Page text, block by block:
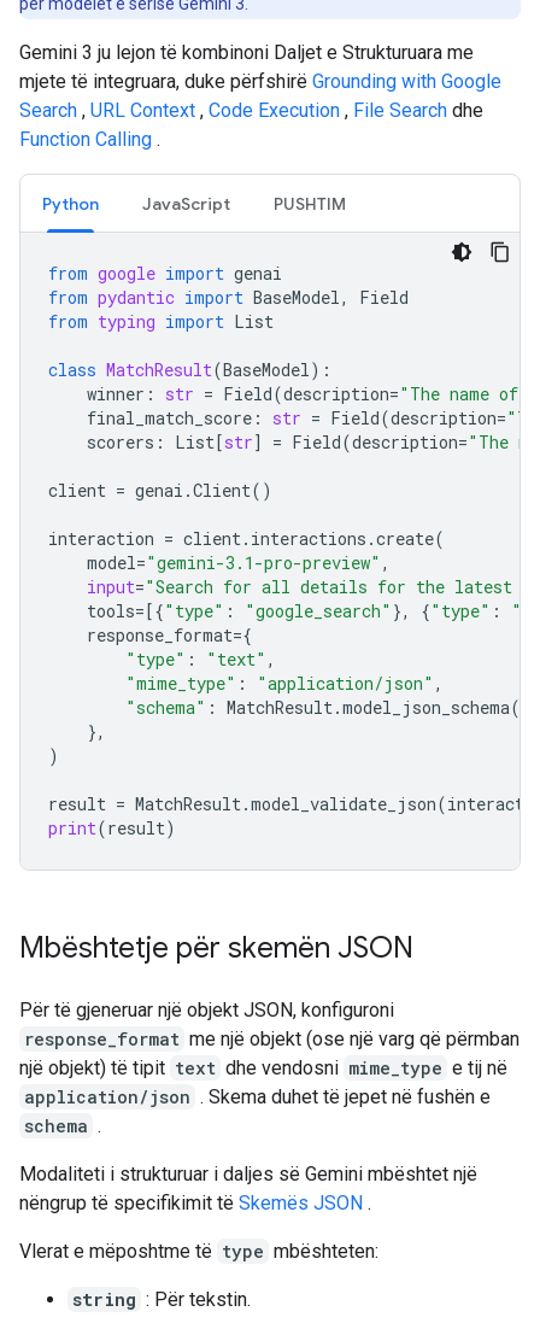
Gemini 3 ju lejon të kombinoni Daljet e Strukturuara me
mjete të integruara, duke përfshirë Grounding with Google
Search , URL Context , Code Execution , File Search dhe
Function Calling .
Python JavaScript PUSHTIM
from google import genai
from pydantic import BaseModel,
Field
from typing import List
class MatchResult(BaseModel):
winner : str = Field(description="The name of
final_match_score : str = Field(description=
scorers : List[str] = Field(description="The
client = genai .Client()
interaction = client. interactions .create(
model="gemini-3.1-pro-preview" ,
input="Search for all details for the latest
tools=[{"type" : "google_search" }, {"type" :
response_format={
"type" : "text" ,
"mime_type" : "application/json" ,
"schema" : MatchResult.model_json_schema()
},
)
result = MatchResult.model_validate_json(
print(result)
Mbështetje për skemën JSON
Për të gjeneruar një objekt JSON, konfiguroni
response_format me një objekt (ose një varg që përmban
një objekt) të tipit text dhe vendosni mime_type ​​e tij në
application/json . Skema duhet të jepet në fushën e
schema .
Modaliteti i strukturuar i daljes së Gemini mbështet një
nëngrup të specifikimit të Skemës JSON .
Vlerat e mëposhtme të type mbështeten:
string : Për tekstin.